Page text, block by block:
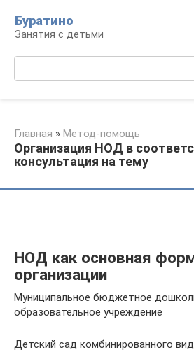
контенту
Буратино
Занятия с детьми
Главная » Метод-помощь
Организация НОД в
консультация на тему
НОД как основная
организации
Муниципальное бюджетное
образовательное учреждение
Детский сад комбинированного